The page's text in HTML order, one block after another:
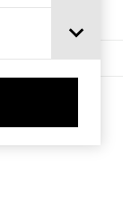
(22)
Guinea (3)